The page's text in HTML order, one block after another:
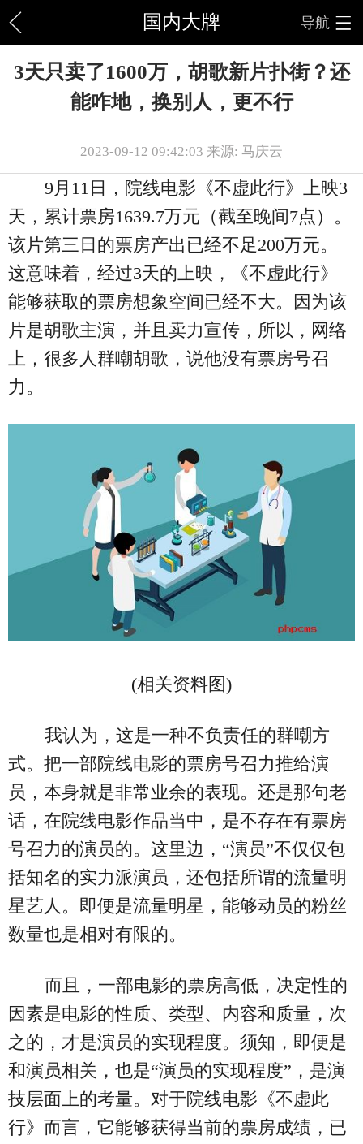
国内大牌 导航
3天只卖了1600万，胡歌新片扑街？还
能咋地，换别人，更不行
2023-09-12 09:42:03 来源: 马庆云
9月11日，院线电影《不虚此行》上映3
天，累计票房1639.7万元（截至晚间7点）。
该片第三日的票房产出已经不足200万元。
这意味着，经过3天的上映，《不虚此行》
能够获取的票房想象空间已经不大。因为该
片是胡歌主演，并且卖力宣传，所以，网络
上，很多人群嘲胡歌，说他没有票房号召
力。
(相关资料图)
我认为，这是一种不负责任的群嘲方
式。把一部院线电影的票房号召力推给演
员，本身就是非常业余的表现。还是那句老
话，在院线电影作品当中，是不存在有票房
号召力的演员的。这里边，“演员”不仅仅包
括知名的实力派演员，还包括所谓的流量明
星艺人。即便是流量明星，能够动员的粉丝
数量也是相对有限的。
而且，一部电影的票房高低，决定性的
因素是电影的性质、类型、内容和质量，次
之的，才是演员的实现程度。须知，即便是
和演员相关，也是“演员的实现程度”，是演
技层面上的考量。对于院线电影《不虚此
行》而言，它能够获得当前的票房成绩，已